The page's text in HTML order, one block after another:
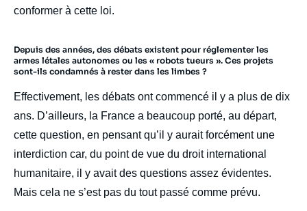
conformer à cette loi.
Depuis des années, des débats existent pour réglementer les
armes létales autonomes ou les « robots tueurs ». Ces projets
sont-ils condamnés à rester dans les limbes ?
Effectivement, les débats ont commencé il y a plus de dix
ans. D’ailleurs, la France a beaucoup porté, au départ,
cette question, en pensant qu’il y aurait forcément une
interdiction car, du point de vue du droit international
humanitaire, il y avait des questions assez évidentes.
Mais cela ne s’est pas du tout passé comme prévu.